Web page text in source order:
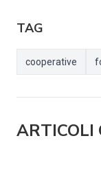
TAG
cooperative
ARTICOLI